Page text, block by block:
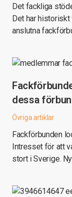
Det fackliga
Det har
anslutna
dessa
Övriga artiklar
Fackförbunden
Intresset för att
stort i Sverige.